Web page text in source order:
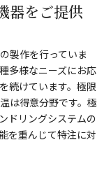
器をご提供
製作を行っていま
多様なニーズにお応
続けています。極限
は得意分野です。極
ドリングシステムの
を重んじて特注に対